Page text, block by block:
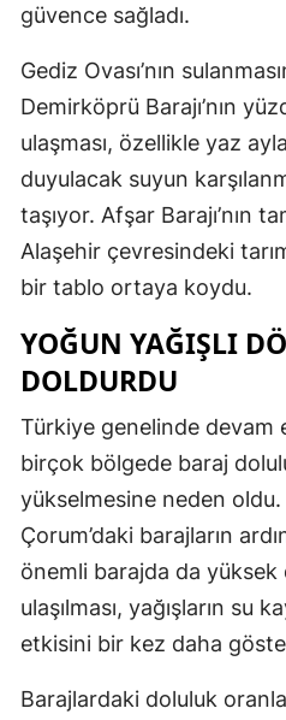
güvence sağladı.
Gediz Ovası’nın
Demirköprü Barajı’nın
ulaşması, özellikle yaz
duyulacak suyun
taşıyor. Afşar Barajı’nın
Alaşehir çevresindeki
bir tablo ortaya koydu.
YOĞUN YAĞIŞLI
DOLDURDU
Türkiye genelinde devam
birçok bölgede baraj
yükselmesine neden
Çorum’daki barajların
önemli barajda da
ulaşılması, yağışların su
etkisini bir kez daha
Barajlardaki doluluk